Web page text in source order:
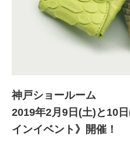
神戸ショールーム
2019年2月9日(土)と10
インイベント》開催！